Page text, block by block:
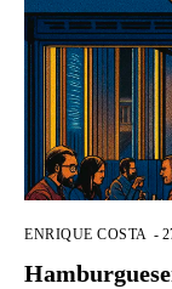
ENRIQUE COSTA -